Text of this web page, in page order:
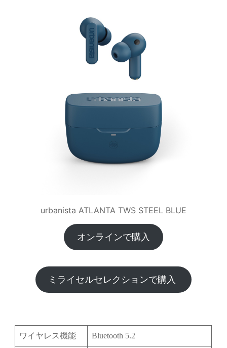
urbanista ATLANTA TWS STEEL BLUE
オンラインで購入
ミライセルセレクションで購入
ワイヤレス機能 Bluetooth 5.2